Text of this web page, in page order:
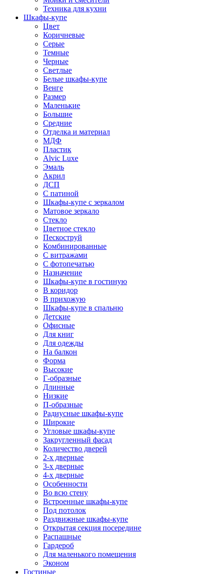
Техника для кухни
Шкафы-купе
Цвет
Коричневые
Серые
Темные
Черные
Светлые
Белые шкафы-купе
Венге
Размер
Маленькие
Большие
Средние
Отделка и материал
МДФ
Пластик
Alvic Luxe
Эмаль
Акрил
ДСП
С патиной
Шкафы-купе с зеркалом
Матовое зеркало
Стекло
Цветное стекло
Пескоструй
Комбинированные
С витражами
С фотопечатью
Назначение
Шкафы-купе в гостиную
В коридор
В прихожую
Шкафы-купе в спальню
Детские
Офисные
Для книг
Для одежды
На балкон
Форма
Высокие
Г-образные
Длинные
Низкие
П-образные
Радиусные шкафы-купе
Широкие
Угловые шкафы-купе
Закругленный фасад
Количество дверей
2-х дверные
3-х дверные
4-х дверные
Особенности
Во всю стену
Встроенные шкафы-купе
Под потолок
Раздвижные шкафы-купе
Открытая секция посередине
Распашные
Гардероб
Для маленького помещения
Эконом
Гостиные